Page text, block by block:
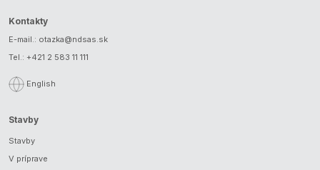
Kontakty
E-mail.: otazka@ndsas.sk
Tel.: +421 2 583 11 111
English
Stavby
Stavby
V príprave